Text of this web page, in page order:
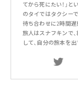
てから死にたい！」
のタイではタクシー
待ち合わせに2時間
旅人はスナフキンで
して、自分の旅本を出